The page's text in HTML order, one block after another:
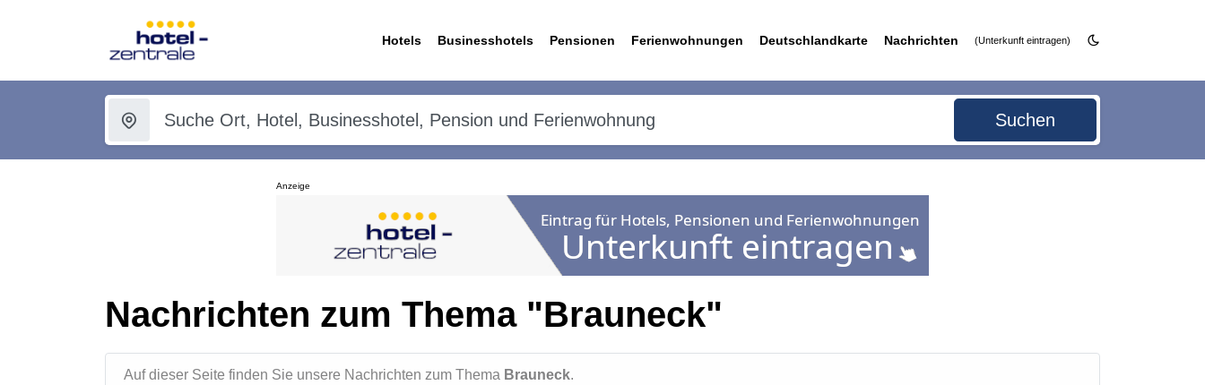
Hotels Businesshotels Pensionen Ferienwohnungen Deutschlandkarte Nachrichten (Unterkunft eintragen)
Suchen
Anzeige
Nachrichten zum Thema "Brauneck"
Auf dieser Seite finden Sie unsere Nachrichten zum Thema Brauneck.